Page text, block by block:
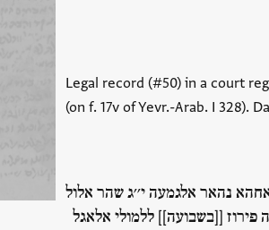
Legal record (#50) in a court
(on f. 17v of Yevr.-Arab. I 328).
נהאר אלגמעה י׳׳ג שהר אלול
פירוז [[בשבועה]] ללמולי אלאגל